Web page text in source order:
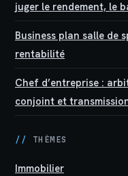
juger le rendement, le
Business plan salle de
rentabilité
Chef d’entreprise :
conjoint et
// THÈMES
Immobilier